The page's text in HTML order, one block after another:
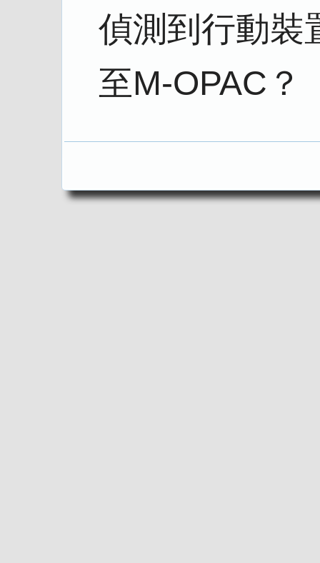
偵測到行動裝
至M-OPAC？